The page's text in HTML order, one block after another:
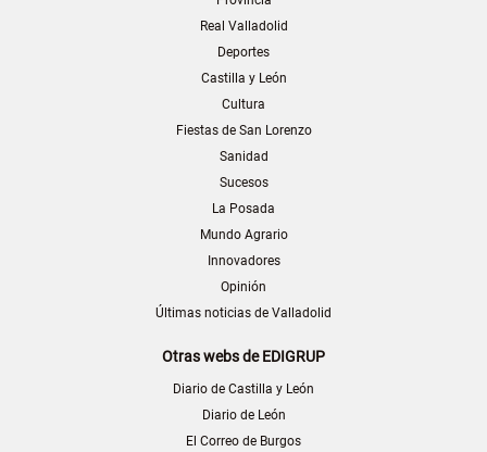
Real Valladolid
Deportes
Castilla y León
Cultura
Fiestas de San Lorenzo
Sanidad
Sucesos
La Posada
Mundo Agrario
Innovadores
Opinión
Últimas noticias de Valladolid
Otras webs de EDIGRUP
Diario de Castilla y León
Diario de León
El Correo de Burgos